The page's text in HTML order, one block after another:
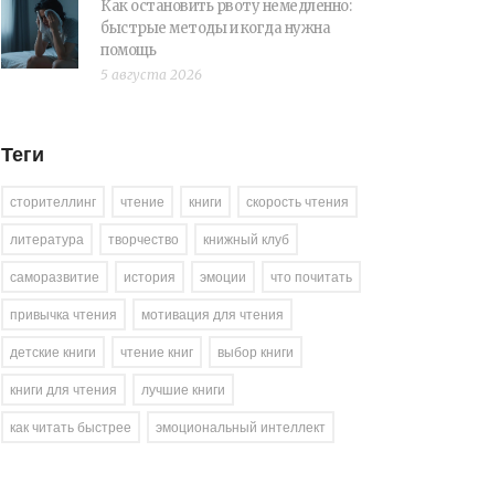
Как остановить рвоту немедленно:
быстрые методы и когда нужна
помощь
5 августа 2026
Теги
сторителлинг чтение книги
скорость чтения
литература
творчество
книжный клуб
саморазвитие
история эмоции
что почитать
привычка чтения
мотивация для чтения
детские книги
чтение книг
выбор книги
книги для чтения
лучшие книги
как читать быстрее
эмоциональный интеллект